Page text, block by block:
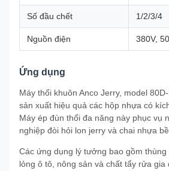
Số đầu chết 1/2/3/4
Nguồn điện 380V,
Ứng dụng
Máy thổi khuôn Anco Jerry, model
sản xuất hiệu quả các hộp nhựa có
Máy ép đùn thổi đa năng này phục vụ
nghiệp đòi hỏi lon jerry và chai nhựa
Các ứng dụng lý tưởng bao gồm
lỏng ô tô, nông sản và chất tẩy rửa gia